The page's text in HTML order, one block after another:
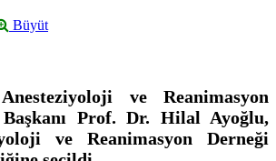
Büyüt
ve Reanimasyon
Prof. Dr. Hilal Ayoğlu,
ve Reanimasyon Derneği